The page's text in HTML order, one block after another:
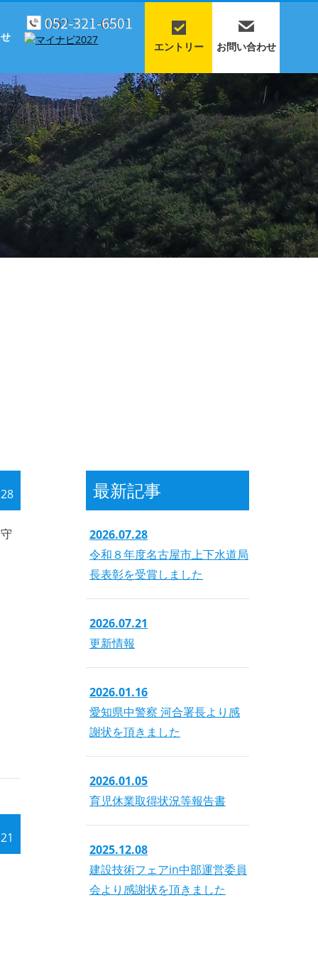
エントリー お問い合わせ
最新記事
2026.07.28
令和８年度名古屋市上下水道局
長表彰を受賞しました
2026.07.21
更新情報
2026.01.16
愛知県中警察 河合署長より感
謝状を頂きました
2026.01.05
育児休業取得状況等報告書
2025.12.08
建設技術フェアin中部運営委員
会より感謝状を頂きました